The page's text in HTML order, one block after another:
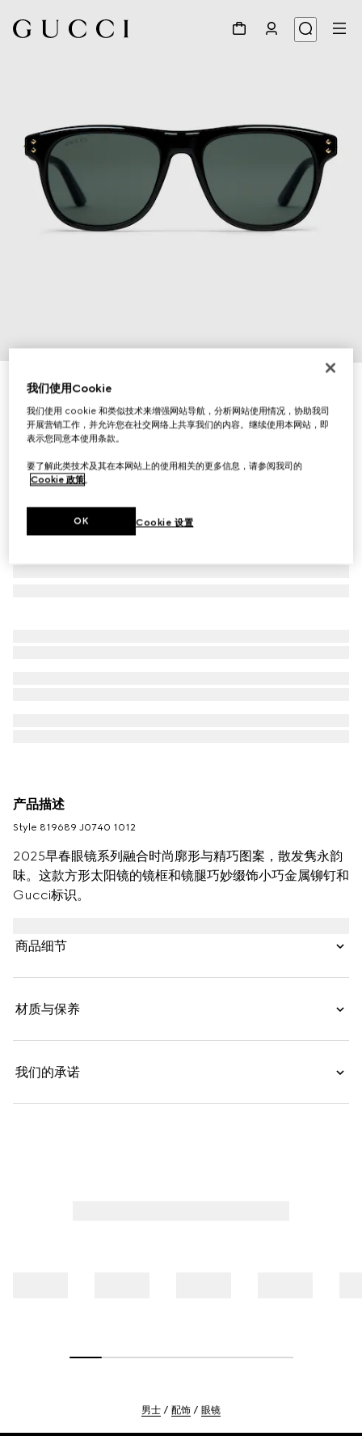
方形镜框太阳眼镜
€ 330
相关款式黑色
产品描述
Style ‎819689 J0740 1012
2025早春眼镜系列融合时尚廓形与精巧图案，散发隽永韵
味。这款方形太阳镜的镜框和镜腿巧妙缀饰小巧金属铆钉和
Gucci标识。
商品细节
材质与保养
我们的承诺
男士 配饰 眼镜
我们使用Cookie
我们使用 cookie 和类似技术来增强网站导航，分析网站使用情况，协助我司
开展营销工作，并允许您在社交网络上共享我们的内容。继续使用本网站，即
表示您同意本使用条款。
要了解此类技术及其在本网站上的使用相关的更多信息，请参阅我司的
Cookie 政策。
Cookie 设置
OK